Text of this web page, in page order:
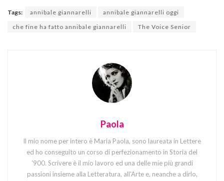
Tags: annibale giannarelli
annibale giannarelli oggi
che fine ha fatto annibale giannarelli
The Voice Senior
Paola
Il mio nome per intero è Maria Paola, sono laureata in Lettere
ed ho conseguito un corso di perfezionamento in Storia del
'900. Scrivere è il mio lavoro ed una delle mie più grandi
passioni insieme alla Letteratura, all'Arte e, neanche a dirlo,